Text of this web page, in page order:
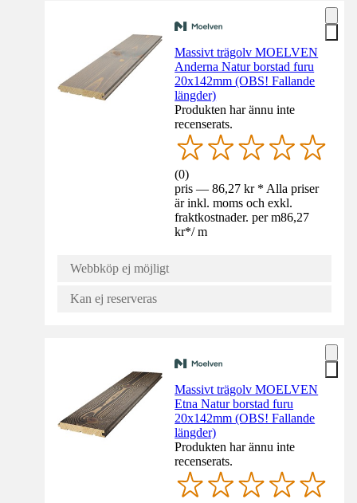
Massivt trägolv MOELVEN
Anderna Natur borstad furu
20x142mm (OBS! Fallande
längder)
Produkten har ännu inte
recenserats.
(0)
pris — 86,27 kr * Alla priser
är inkl. moms och exkl.
fraktkostnader. per m86,27
kr*/ m
Webbköp ej möjligt
Kan ej reserveras
Massivt trägolv MOELVEN
Etna Natur borstad furu
20x142mm (OBS! Fallande
längder)
Produkten har ännu inte
recenserats.